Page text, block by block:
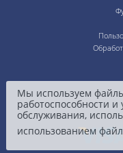
Мы используем
работоспособности
обслуживания,
использованием